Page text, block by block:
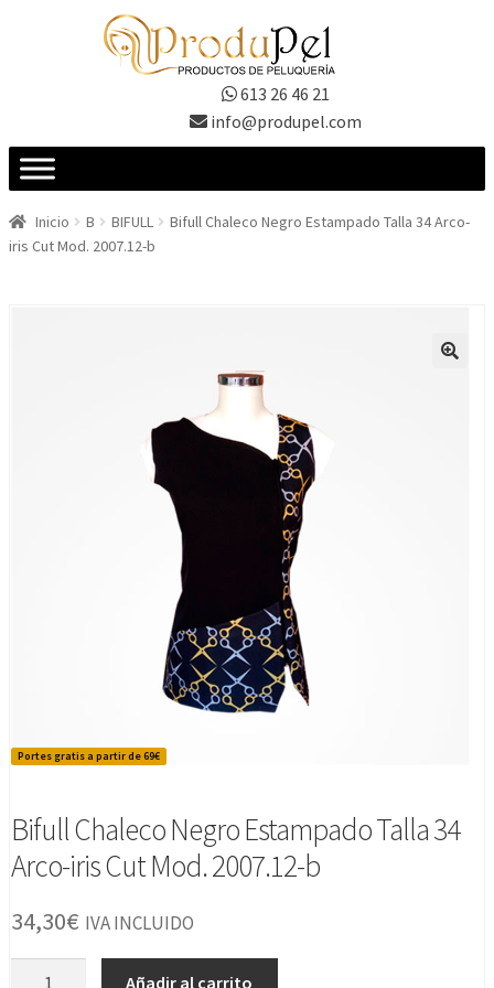
613 26 46 21
info@produpel.com
Inicio B BIFULL
Bifull Chaleco Negro Estampado Talla 34 Arco-
iris Cut Mod. 2007.12-b
Portes gratis a partir de 69€
Bifull Chaleco Negro Estampado Talla 34
Arco-iris Cut Mod. 2007.12-b
34,30€ IVA INCLUIDO
Añadir al carrito